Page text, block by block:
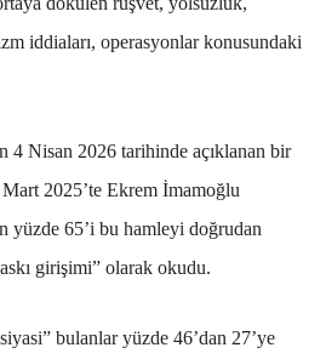
iddiaları, operasyonlar konusundaki
4 Nisan 2026 tarihinde açıklanan bir
Mart 2025’te Ekrem İmamoğlu
yüzde 65’i bu hamleyi doğrudan
girişimi” olarak okudu.
bulanlar yüzde 46’dan 27’ye